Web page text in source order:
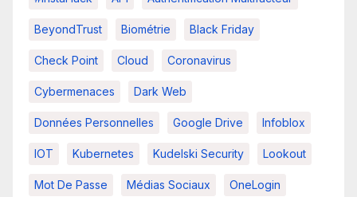
BeyondTrust Biométrie Black Friday
Check Point Cloud Coronavirus
Cybermenaces Dark Web
Données Personnelles Google Drive Infoblox
IOT Kubernetes Kudelski Security Lookout
Mot De Passe Médias Sociaux OneLogin